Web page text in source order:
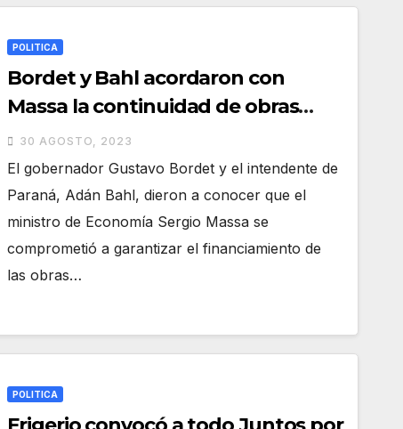
POLITICA
Bordet y Bahl acordaron con
Massa la continuidad de obras
viales financiadas por Nación
30 AGOSTO, 2023
El gobernador Gustavo Bordet y el intendente de
Paraná, Adán Bahl, dieron a conocer que el
ministro de Economía Sergio Massa se
comprometió a garantizar el financiamiento de
las obras…
POLITICA